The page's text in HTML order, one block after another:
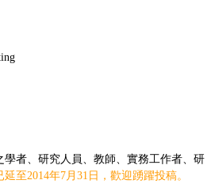
者、研究人員、教師、實務工作者、研
至2014年7月31日，歡迎踴躍投稿。